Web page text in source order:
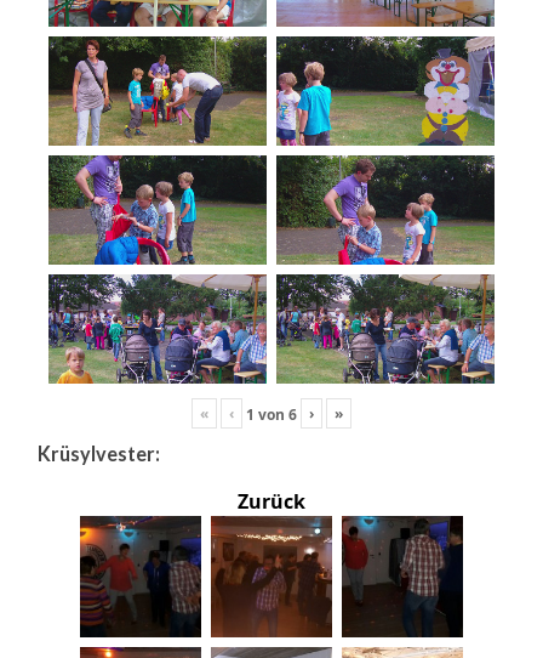
« ‹ 1 von 6 › »
Krüsylvester:
Zurück